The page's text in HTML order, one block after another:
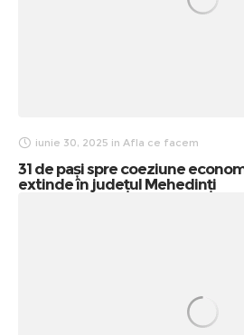
iunie 30, 2025 in Afla ce facem
31 de pași spre coeziune
extinde în județul Mehedinți